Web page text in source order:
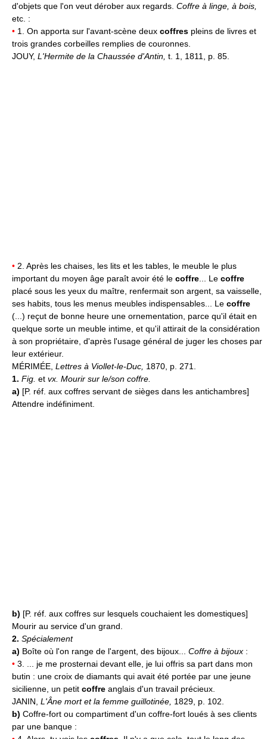
d'objets que l'on veut dérober aux regards. Coffre à linge, à bois,
etc. :
• 1. On apporta sur l'avant-scène deux coffres pleins de livres et
trois grandes corbeilles remplies de couronnes.
JOUY, L'Hermite de la Chaussée d'Antin, t. 1, 1811, p. 85.
• 2. Après les chaises, les lits et les tables, le meuble le plus
important du moyen âge paraît avoir été le coffre ... Le coffre
placé sous les yeux du maître, renfermait son argent, sa vaisselle,
ses habits, tous les menus meubles indispensables... Le coffre
(...) reçut de bonne heure une ornementation, parce qu'il était en
quelque sorte un meuble intime, et qu'il attirait de la considération
à son propriétaire, d'après l'usage général de juger les choses par
leur extérieur.
MÉRIMÉE, Lettres à Viollet-le-Duc, 1870, p. 271.
1. Fig. et vx. Mourir sur le/son coffre.
a) [P. réf. aux coffres servant de sièges dans les antichambres]
Attendre indéfiniment.
b) [P. réf. aux coffres sur lesquels couchaient les domestiques]
Mourir au service d'un grand.
2. Spécialement
a) Boîte où l'on range de l'argent, des bijoux... Coffre à bijoux :
• 3. ... je me prosternai devant elle, je lui offris sa part dans mon
butin : une croix de diamants qui avait été portée par une jeune
sicilienne, un petit coffre anglais d'un travail précieux.
JANIN, L'Âne mort et la femme guillotinée, 1829, p. 102.
b) Coffre-fort ou compartiment d'un coffre-fort loués à ses clients
par une banque :